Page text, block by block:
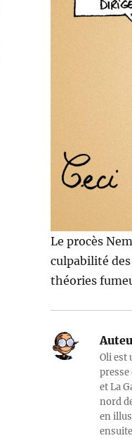
Le procès
culpabilité
théories
Oli est
presse
et La
nord
en